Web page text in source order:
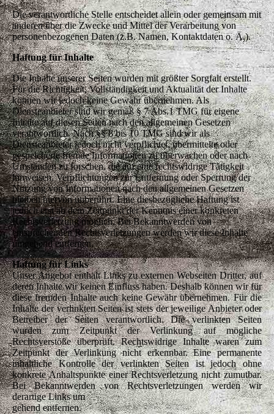
Die verantwortliche Stelle entscheidet allein oder gemeinsam mit
anderen über die Zwecke und Mittel der Verarbeitung von
personenbezogenen Daten (z.B. Namen, Kontaktdaten o. Ä.).
Haftung für Inhalte
Die Inhalte unserer Seiten wurden mit größter Sorgfalt erstellt.
Für die Richtigkeit, Vollständigkeit und Aktualität der Inhalte
können wir jedoch keine Gewähr übernehmen. Als
Diensteanbieter sind wir gemäß § 7 Abs.1 TMG für eigene
Inhalte auf diesen Seiten nach den allgemeinen Gesetzen
verantwortlich. Nach §§ 8 bis 10 TMG sind wir als
Diensteanbieter jedoch nicht verpflichtet, übermittelte oder
gespeicherte fremde Informationen zu überwachen oder nach
Umständen zu forschen, die auf eine rechtswidrige Tätigkeit
hinweisen. Verpflichtungen zur Entfernung oder Sperrung der
Nutzung von Informationen nach den allgemeinen Gesetzen
bleiben hiervon unberührt. Eine diesbezügliche Haftung ist
jedoch erst ab dem Zeitpunkt der Kenntnis einer konkreten
Rechtsverletzung möglich. Bei Bekanntwerden von
entsprechenden Rechtsverletzungen werden wir diese Inhalte
umgehend entfernen.
Haftung für Links
Unser Angebot enthält Links zu externen Webseiten Dritter, auf
deren Inhalte wir keinen Einfluss haben. Deshalb können wir für
diese fremden Inhalte auch keine Gewähr übernehmen. Für die
Inhalte der verlinkten Seiten ist stets der jeweilige Anbieter oder
Betreiber der Seiten verantwortlich. Die verlinkten Seiten
wurden zum Zeitpunkt der Verlinkung auf mögliche
Rechtsverstöße überprüft. Rechtswidrige Inhalte waren zum
Zeitpunkt der Verlinkung nicht erkennbar. Eine permanente
inhaltliche Kontrolle der verlinkten Seiten ist jedoch ohne
konkrete Anhaltspunkte einer Rechtsverletzung nicht zumutbar.
Bei Bekanntwerden von Rechtsverletzungen werden wir
derartige Links um
gehend entfernen.